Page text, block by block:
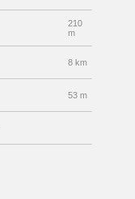
210
m
8 km
53 m